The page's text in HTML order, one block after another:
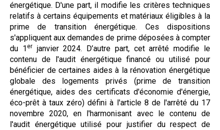
énergétique. D'une part, il modifie les critères techniques
relatifs à certains équipements et matériaux éligibles à la
prime de transition énergétique. Ces dispositions
s'appliquent aux demandes de prime déposées à compter
du 1 er
janvier 2024. D’autre part, cet arrêté modifie le
contenu de l'audit énergétique financé ou utilisé pour
bénéficier de certaines aides à la rénovation énergétique
globale des logements privés (prime de transition
énergétique, aides des certificats d'économie d'énergie,
éco-prêt à taux zéro) défini à l'article 8 de l'arrêté du 17
novembre 2020, en l'harmonisant avec le contenu de
l'audit énergétique utilisé pour justifier du respect de